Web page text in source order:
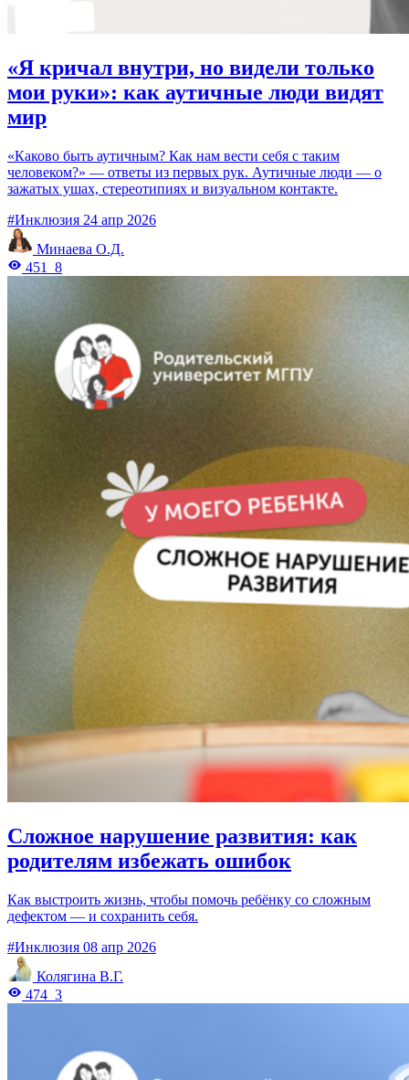
«Я кричал внутри, но видели только
мои руки»: как аутичные люди видят
мир
«Каково быть аутичным? Как нам вести себя с таким
человеком?» — ответы из первых рук. Аутичные люди — о
зажатых ушах, стереотипиях и визуальном контакте.
#Инклюзия 24 апр 2026
Минаева О.Д.
451
8
Сложное нарушение развития: как
родителям избежать ошибок
Как выстроить жизнь, чтобы помочь ребёнку со сложным
дефектом — и сохранить себя.
#Инклюзия 08 апр 2026
Колягина В.Г.
474 3